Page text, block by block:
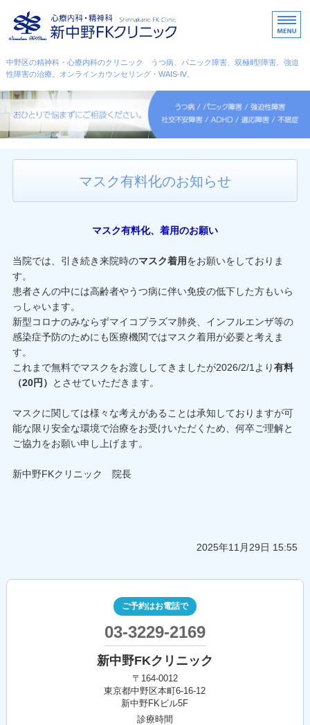
中野区・杉並区・心療
中野区の精神科・心療内科のクリニック うつ病、パニック障害、双極Ⅱ型障害、強迫
性障害の治療。オンラインカウンセリング・WAIS-Ⅳ。
ホーム
こんな症状のときに
カウンセリング
マスク有料化のお知らせ
マスク有料化、着用のお願い
当院では、引き続き来院時のマスク着用をお願いをしておりま
す。
患者さんの中には高齢者やうつ病に伴い免疫の低下した方もいら
っしゃいます。
新型コロナのみならずマイコプラズマ肺炎、インフルエンザ等の
感染症予防のためにも医療機関ではマスク着用が必要と考えま
す。
これまで無料でマスクをお渡ししてきましたが2026/2/1より有料
（20円）
とさせていただきます。
マスクに関しては様々な考えがあることは承知しておりますが可
能な限り安全な環境で治療をお受けいただくため、何卒ご理解と
ご協力をお願い申し上げます。
新中野FKクリニック 院長
2025年11月29日 15:55
ご予約はお電話で
03-3229-2169
新中野FKクリニック
〒164-0012
東京都中野区本町6-16-12
新中野FKビル5F
診療時間